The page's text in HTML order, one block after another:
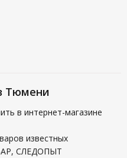
Тюмени
в интернет-магазине
известных
СЛЕДОПЫТ